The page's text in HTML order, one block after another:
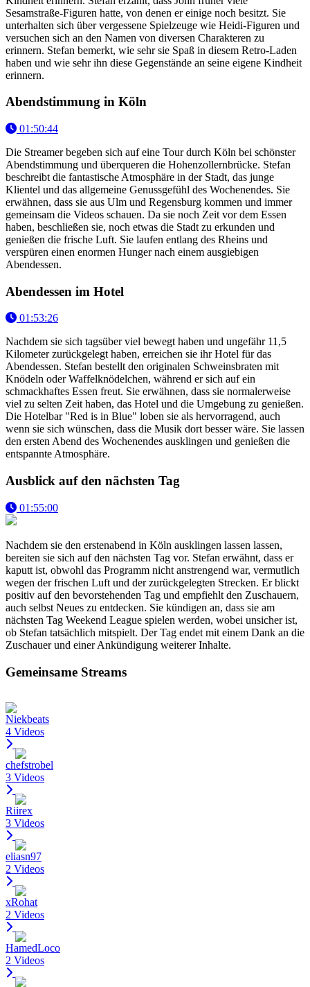
Sesamstraße-Figuren hatte, von denen er einige noch besitzt. Sie
unterhalten sich über vergessene Spielzeuge wie Heidi-Figuren und
versuchen sich an den Namen von diversen Charakteren zu
erinnern. Stefan bemerkt, wie sehr sie Spaß in diesem Retro-Laden
haben und wie sehr ihn diese Gegenstände an seine eigene Kindheit
erinnern.
Abendstimmung in Köln
01:50:44
Die Streamer begeben sich auf eine Tour durch Köln bei schönster
Abendstimmung und überqueren die Hohenzollernbrücke. Stefan
beschreibt die fantastische Atmosphäre in der Stadt, das junge
Klientel und das allgemeine Genussgefühl des Wochenendes. Sie
erwähnen, dass sie aus Ulm und Regensburg kommen und immer
gemeinsam die Videos schauen. Da sie noch Zeit vor dem Essen
haben, beschließen sie, noch etwas die Stadt zu erkunden und
genießen die frische Luft. Sie laufen entlang des Rheins und
verspüren einen enormen Hunger nach einem ausgiebigen
Abendessen.
Abendessen im Hotel
01:53:26
Nachdem sie sich tagsüber viel bewegt haben und ungefähr 11,5
Kilometer zurückgelegt haben, erreichen sie ihr Hotel für das
Abendessen. Stefan bestellt den originalen Schweinsbraten mit
Knödeln oder Waffelknödelchen, während er sich auf ein
schmackhaftes Essen freut. Sie erwähnen, dass sie normalerweise
viel zu selten Zeit haben, das Hotel und die Umgebung zu genießen.
Die Hotelbar "Red is in Blue" loben sie als hervorragend, auch
wenn sie sich wünschen, dass die Musik dort besser wäre. Sie lassen
den ersten Abend des Wochenendes ausklingen und genießen die
entspannte Atmosphäre.
Ausblick auf den nächsten Tag
01:55:00
Nachdem sie den erstenabend in Köln ausklingen lassen lassen,
bereiten sie sich auf den nächsten Tag vor. Stefan erwähnt, dass er
kaputt ist, obwohl das Programm nicht anstrengend war, vermutlich
wegen der frischen Luft und der zurückgelegten Strecken. Er blickt
positiv auf den bevorstehenden Tag und empfiehlt den Zuschauern,
auch selbst Neues zu entdecken. Sie kündigen an, dass sie am
nächsten Tag Weekend League spielen werden, wobei unsicher ist,
ob Stefan tatsächlich mitspielt. Der Tag endet mit einem Dank an die
Zuschauer und einer Ankündigung weiterer Inhalte.
Gemeinsame Streams
Niekbeats
4 Videos
chefstrobel
3 Videos
Riirex
3 Videos
eliasn97
2 Videos
xRohat
2 Videos
HamedLoco
2 Videos